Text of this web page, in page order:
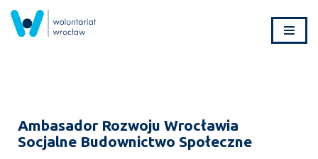
Przejdź
Ambasador Rozwoju Wrocławia
Socjalne Budownictwo Społeczne